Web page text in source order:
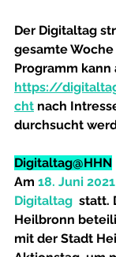
Der Digitaltag
gesamte Woche
Programm kann
https://
cht nach
durchsucht
Digitaltag@HHN
Am 18. Juni 2021
Digitaltag
Heilbronn
mit der Stadt